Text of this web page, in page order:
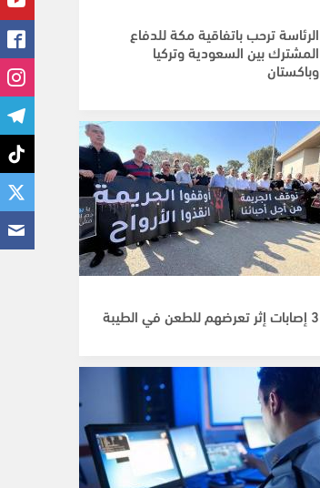
الرئاسة ترحب باتفاقية مكة للدفاع
المشترك بين السعودية وتركيا
وباكستان
3 إصابات إثر تعرضهم للطعن في الطيبة